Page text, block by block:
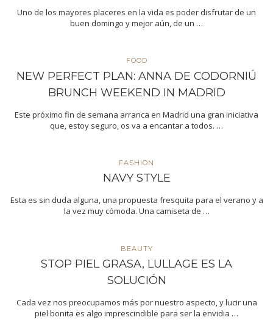
Uno de los mayores placeres en la vida es poder disfrutar de un
buen domingo y mejor aún, de un …
FOOD
NEW PERFECT PLAN: ANNA DE CODORNIÚ
BRUNCH WEEKEND IN MADRID
Este próximo fin de semana arranca en Madrid una gran iniciativa
que, estoy seguro, os va a encantar a todos. …
FASHION
NAVY STYLE
Esta es sin duda alguna, una propuesta fresquita para el verano y a
la vez muy cómoda. Una camiseta de …
BEAUTY
STOP PIEL GRASA, LULLAGE ES LA
SOLUCIÓN
Cada vez nos preocupamos más por nuestro aspecto, y lucir una
piel bonita es algo imprescindible para ser la envidia …